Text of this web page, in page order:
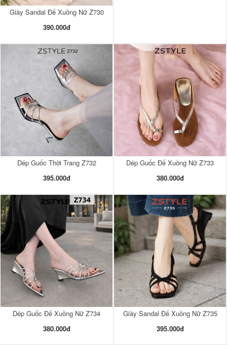
Giày Sandal Đế Xuồng Nữ Z730
390.000đ
Dép Guốc Thời Trang Z732
395.000đ
Dép Guốc Đế Xuồng Nữ Z733
380.000đ
Dép Guốc Đế Xuồng Nữ Z734
380.000đ
Giày Sandal Đế Xuồng Nữ Z735
395.000đ